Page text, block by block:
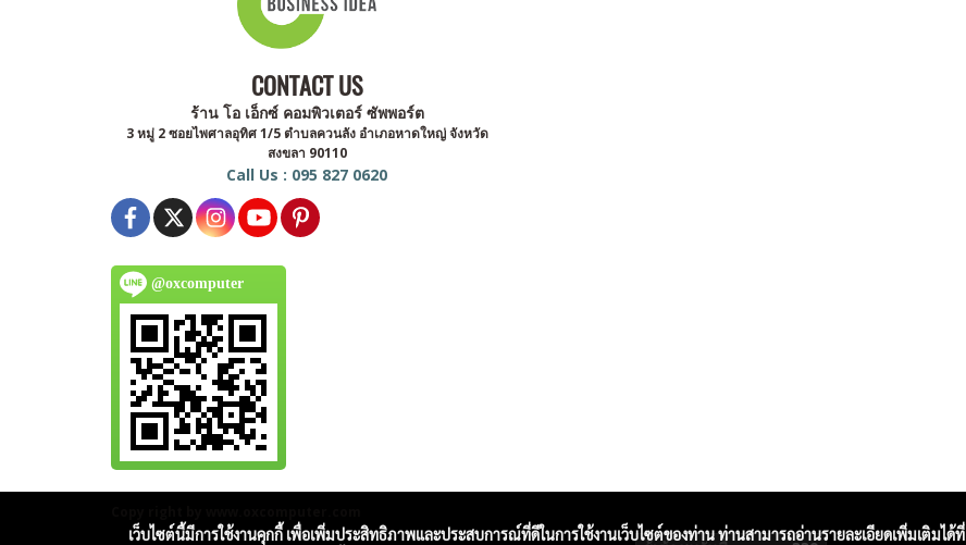
CONTACT US
ร้าน โอ เอ็กซ์ คอมพิวเตอร์ ซัพพอร์ต
3 หมู่ 2 ซอยไพศาลอุทิศ 1/5 ตำบลควนลัง อำเภอหาดใหญ่ จังหวัด
สงขลา 90110
Call Us : 095 827 0620
@oxcomputer
เว็บไซต์นี้มีการใช้งานคุกกี้ เพื่อเพิ่มประสิทธิภาพและประสบการณ์ที่ดีในการใช้งานเว็บไซต์ของท่าน ท่านสามารถอ่านรายละเอียดเพิ่มเติมได้ที่